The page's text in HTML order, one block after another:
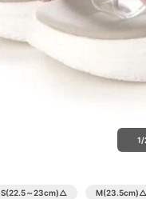
1/
S(22.5～23cm)△ M(23.5cm)△